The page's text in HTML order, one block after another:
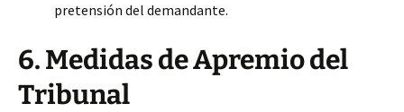
pretensión del demandante.
6. Medidas de Apremio del
Tribunal